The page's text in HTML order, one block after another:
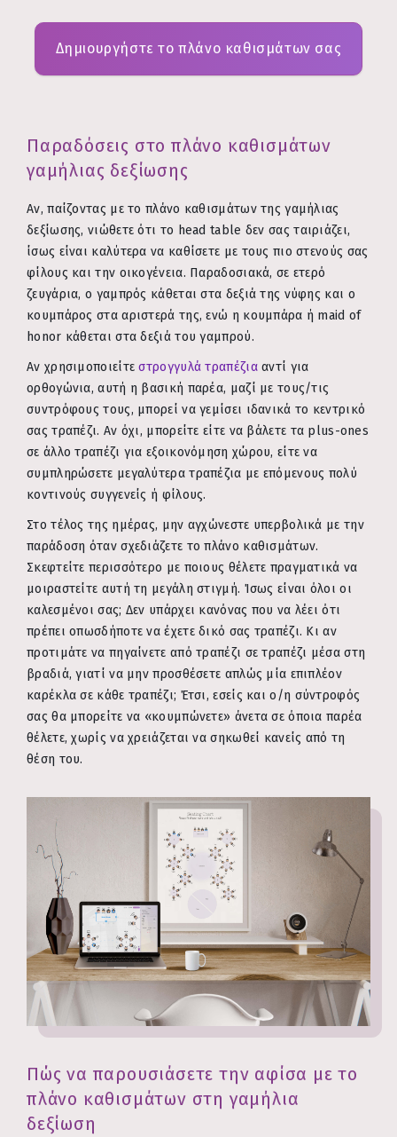
Δημιουργήστε το πλάνο καθισμάτων σας
Παραδόσεις στο πλάνο καθισμάτων
γαμήλιας δεξίωσης
Αν, παίζοντας με το πλάνο καθισμάτων της γαμήλιας
δεξίωσης, νιώθετε ότι το head table δεν σας ταιριάζει,
ίσως είναι καλύτερα να καθίσετε με τους πιο στενούς σας
φίλους και την οικογένεια. Παραδοσιακά, σε ετερό
ζευγάρια, ο γαμπρός κάθεται στα δεξιά της νύφης και ο
κουμπάρος στα αριστερά της, ενώ η κουμπάρα ή maid of
honor κάθεται στα δεξιά του γαμπρού.
Αν χρησιμοποιείτεστρογγυλά τραπέζιααντί για
ορθογώνια, αυτή η βασική παρέα, μαζί με τους/τις
συντρόφους τους, μπορεί να γεμίσει ιδανικά το κεντρικό
σας τραπέζι. Αν όχι, μπορείτε είτε να βάλετε τα plus-ones
σε άλλο τραπέζι για εξοικονόμηση χώρου, είτε να
συμπληρώσετε μεγαλύτερα τραπέζια με επόμενους πολύ
κοντινούς συγγενείς ή φίλους.
Στο τέλος της ημέρας, μην αγχώνεστε υπερβολικά με την
παράδοση όταν σχεδιάζετε το πλάνο καθισμάτων.
Σκεφτείτε περισσότερο με ποιους θέλετε πραγματικά να
μοιραστείτε αυτή τη μεγάλη στιγμή. Ίσως είναι όλοι οι
καλεσμένοι σας; Δεν υπάρχει κανόνας που να λέει ότι
πρέπει οπωσδήποτε να έχετε δικό σας τραπέζι. Κι αν
προτιμάτε να πηγαίνετε από τραπέζι σε τραπέζι μέσα στη
βραδιά, γιατί να μην προσθέσετε απλώς μία επιπλέον
καρέκλα σε κάθε τραπέζι; Έτσι, εσείς και ο/η σύντροφός
σας θα μπορείτε να «κουμπώνετε» άνετα σε όποια παρέα
θέλετε, χωρίς να χρειάζεται να σηκωθεί κανείς από τη
θέση του.
Πώς να παρουσιάσετε την αφίσα με το
πλάνο καθισμάτων στη γαμήλια
δεξίωση